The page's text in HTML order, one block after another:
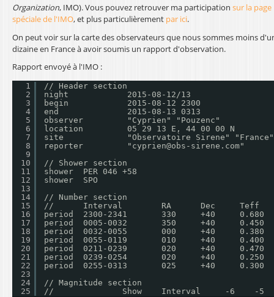
Organization, IMO). Vous pouvez retrouver ma participation sur la page
spéciale de l'IMO, et plus particulièrement par ici.
On peut voir sur la carte des observateurs que nous sommes moins
dizaine en France à avoir soumis un rapport d'observation.
Rapport envoyé à l'IMO :
1
2
3
4
5
6
7
8
9
10
11
12
13
14
15
16
17
18
19
20
21
22
23
24
25
// Header section
night            2015-08-12/13
begin            2015-08-12 2300
end              2015-08-13 0313
observer         "Cyprien" "Pouzenc"
location         05 29 13 E, 44 00 00 N
site             "Observatoire Sirene" "France"
reporter         "cyprien@obs-sirene.com"
// Shower section
shower  PER 046 +58
shower  SPO
// Number section
//      Interval        RA      Dec     Teff
period  2300-2341       330     +40
period  0005-0032       350     +40
period  0032-0055       000     +40
period  0055-0119       010     +40
period  0211-0239       020     +40
period  0239-0254       020     +40
period  0255-0313       025     +40
// Magnitude section
//              Show    Interval     -6    -5